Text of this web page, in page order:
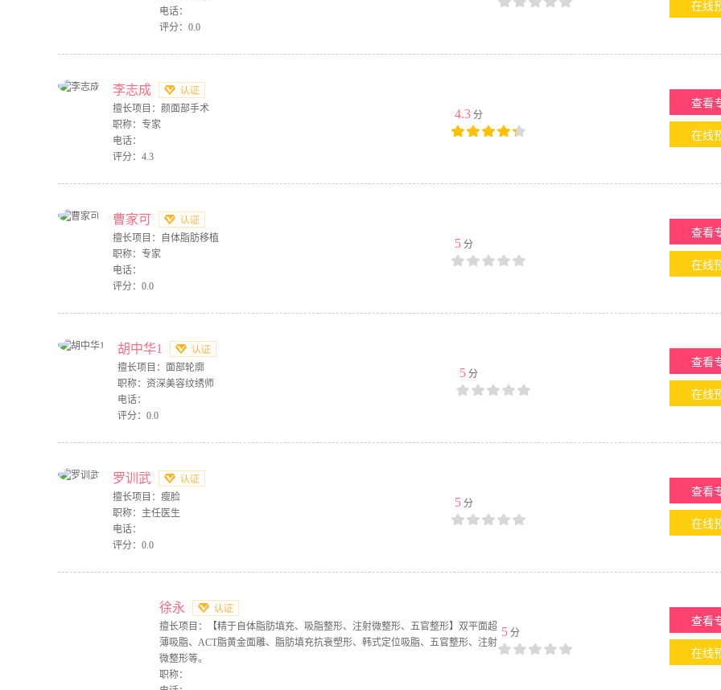
电话：
评分：0.0
在线
李志成
擅长项目：颜面部手术
职称：专家
电话：
评分：4.3
4.3 分
查看
在线
曹家可
擅长项目：自体脂肪移植
职称：专家
电话：
评分：0.0
5 分
查看
在线
胡中华1
擅长项目：面部轮廓
职称：资深美容纹绣师
电话：
评分：0.0
5 分
查看
在线
罗训武
擅长项目：瘦脸
职称：主任医生
电话：
评分：0.0
5 分
查看
在线
徐永
擅长项目：【精于自体脂肪填充、吸脂整形、注射微整形、五官整形】双平面超
薄吸脂、ACT脂黄金面雕、脂肪填充抗衰塑形、韩式定位吸脂、五官整形、注射
微整形等。
职称：
5 分
查看
在线